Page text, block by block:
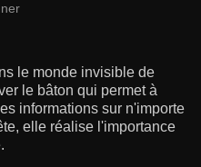
le monde invisible de
le bâton qui permet à
informations sur n'importe
elle réalise l'importance